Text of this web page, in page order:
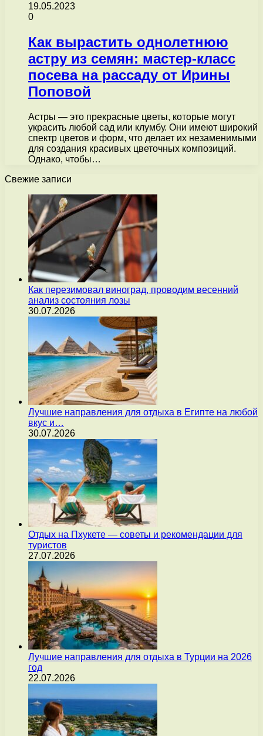
19.05.2023
0
Как вырастить однолетнюю
астру из семян: мастер-класс
посева на рассаду от Ирины
Поповой
Астры — это прекрасные цветы, которые могут
украсить любой сад или клумбу. Они имеют широкий
спектр цветов и форм, что делает их незаменимыми
для создания красивых цветочных композиций.
Однако, чтобы…
Свежие записи
Как перезимовал виноград, проводим весенний
анализ состояния лозы
30.07.2026
Лучшие направления для отдыха в Египте на любой
вкус и…
30.07.2026
Отдых на Пхукете — советы и рекомендации для
туристов
27.07.2026
Лучшие направления для отдыха в Турции на 2026
год
22.07.2026